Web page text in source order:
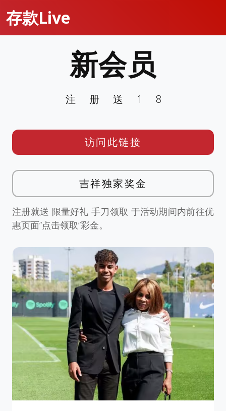
存款Live
新会员
注册送18
访问此链接
吉祥独家奖金
注册就送 限量好礼 手刀领取 于活动期间内前往优
惠页面”点击领取”彩金。